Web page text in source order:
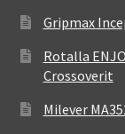
Gripmax
Rotalla
Crossoverit
Milever